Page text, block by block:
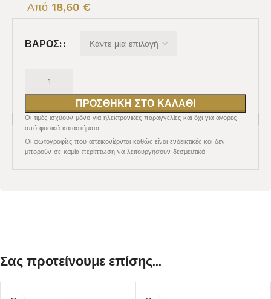
Από 18,60 €
ΒΆΡΟΣ:
ΠΡΟΣΘΉΚΗ ΣΤΟ ΚΑΛΆΘΙ
Οι τιμές ισχύουν μόνο για ηλεκτρονικές παραγγελίες και όχι για αγορές
από φυσικά καταστήματα.
Oι φωτογραφίες που απεικονίζονται καθώς είναι ενδεικτικές και δεν
μπορούν σε καμία περίπτωση να λειτουργήσουν δεσμευτικά.
Σας προτείνουμε επίσης...